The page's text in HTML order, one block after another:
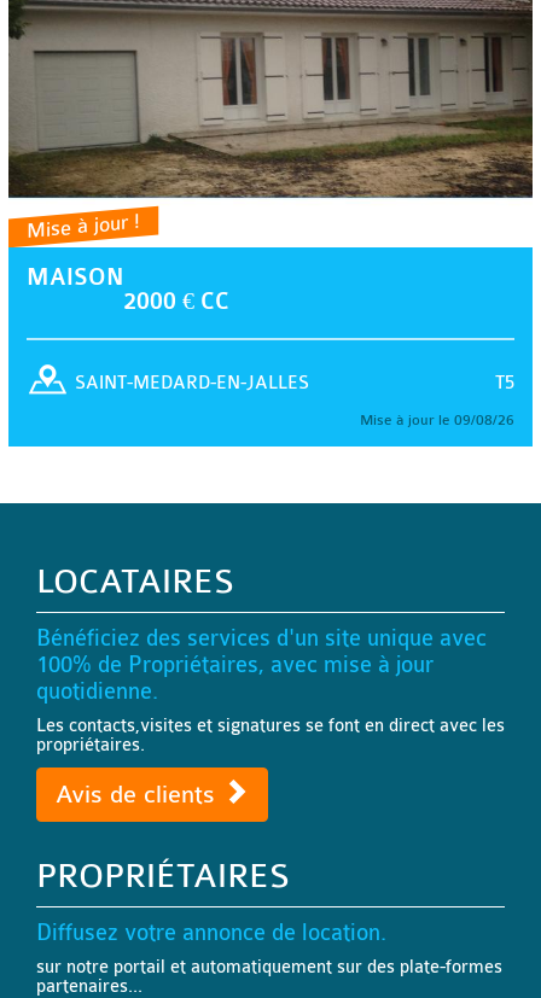
Mise à jour !
MAISON
2000 € CC
T5
SAINT-MEDARD-EN-JALLES
Mise à jour le 09/08/26
LOCATAIRES
Bénéficiez des services d'un site unique avec
100% de Propriétaires, avec mise à jour
quotidienne.
Les contacts,visites et signatures se font en direct avec les
propriétaires.
Avis de clients
PROPRIÉTAIRES
Diffusez votre annonce de location.
sur notre portail et automatiquement sur des plate-formes
partenaires...